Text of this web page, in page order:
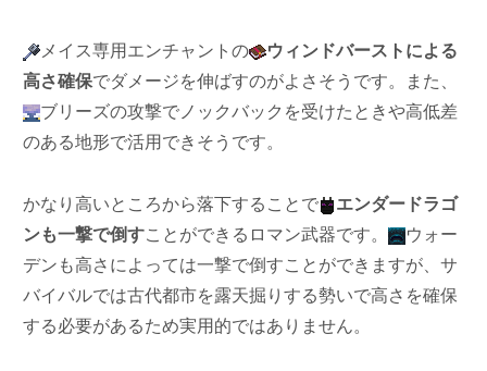
メイス専用エンチャントの
ウィンドバーストによる
高さ確保でダメージを伸ばすのがよさそうです。また、
ブリーズの攻撃でノックバックを受けたときや高低差
のある地形で活用できそうです。
かなり高いところから落下することで
エンダードラゴ
ンも一撃で倒すことができるロマン武器です。
ウォー
デンも高さによっては一撃で倒すことができますが、サ
バイバルでは古代都市を露天掘りする勢いで高さを確保
する必要があるため実用的ではありません。